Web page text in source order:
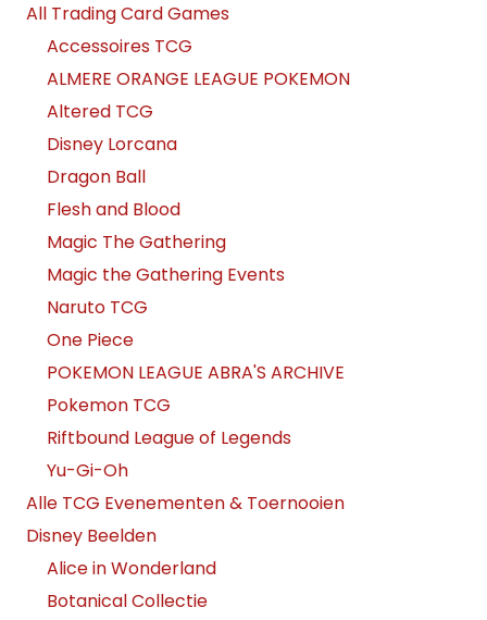
All Trading Card Games
Accessoires TCG
ALMERE ORANGE LEAGUE POKEMON
Altered TCG
Disney Lorcana
Dragon Ball
Flesh and Blood
Magic The Gathering
Magic the Gathering Events
Naruto TCG
One Piece
POKEMON LEAGUE ABRA'S ARCHIVE
Pokemon TCG
Riftbound League of Legends
Yu-Gi-Oh
Alle TCG Evenementen & Toernooien
Disney Beelden
Alice in Wonderland
Botanical Collectie